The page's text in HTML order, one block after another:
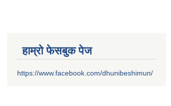
हाम्रो फेसबुक पेज
https://www.facebook.com/dhunibeshimun/